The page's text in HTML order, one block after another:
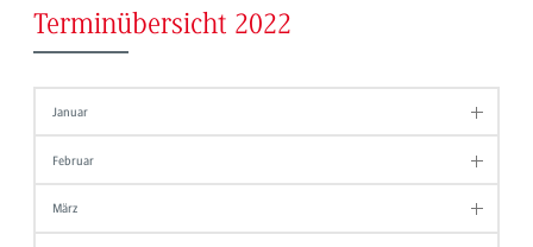
Terminübersicht 2022
Januar
Februar
März